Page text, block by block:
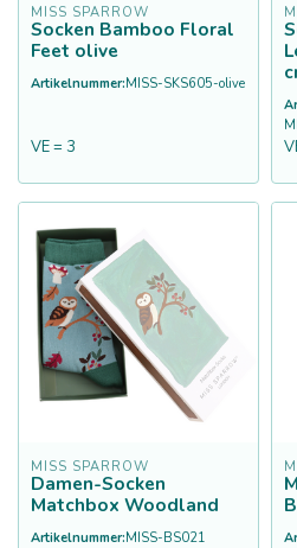
MISS SPARROW
Socken Bamboo Floral
Feet olive
Artikelnummer:MISS-SKS605-olive
VE = 3
MISS SPARROW
Damen-Socken
Matchbox Woodland
Artikelnummer:MISS-BS021